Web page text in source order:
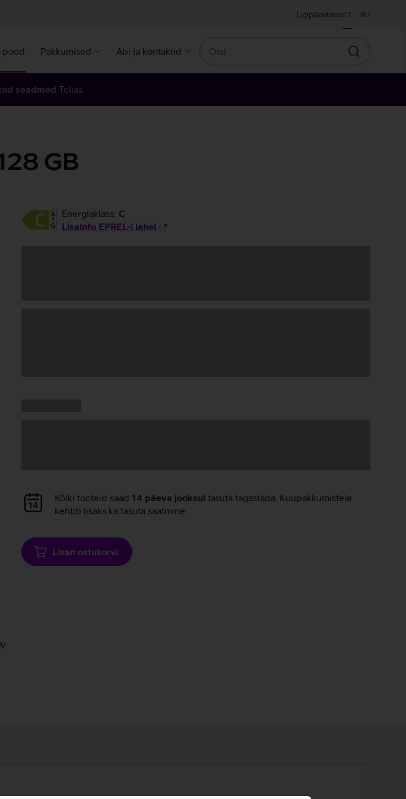
LigipääsetavusET RU
pood Pakkumised Abi ja kontaktid
Otsin
seadmed Telias
GB
Energiaklass: C
Lisainfo EPREL-i lehel
Andmete
laadimine
Kõiki tooteid saad 14 päeva jooksul tasuta tagastada. Kuupakkumistele
kehtib lisaks ka tasuta saatmine.
Lisan ostukorvi